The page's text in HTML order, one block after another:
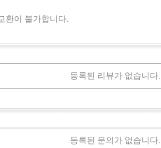
환이 불가합니다.
등록된 리뷰가 없습니다.
등록된 문의가 없습니다.